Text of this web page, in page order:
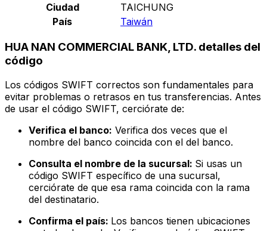
Ciudad
TAICHUNG
País
Taiwán
HUA NAN COMMERCIAL BANK, LTD. detalles del
código
Los códigos SWIFT correctos son fundamentales para
evitar problemas o retrasos en tus transferencias. Antes
de usar el código SWIFT, cerciórate de:
Verifica el banco: Verifica dos veces que el
nombre del banco coincida con el del banco.
Consulta el nombre de la sucursal: Si usas un
código SWIFT específico de una sucursal,
cerciórate de que esa rama coincida con la rama
del destinatario.
Confirma el país: Los bancos tienen ubicaciones